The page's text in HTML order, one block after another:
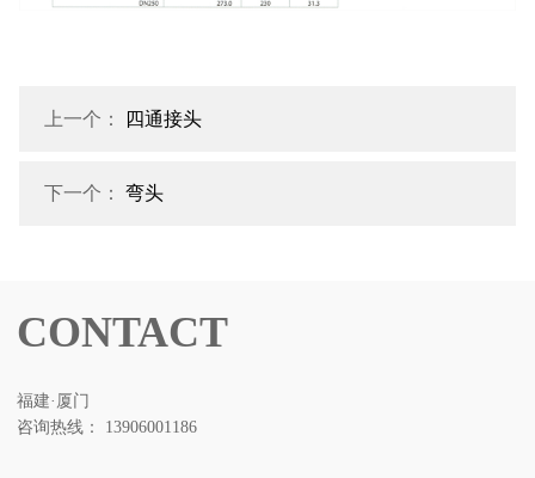
上一个： 四通接头
下一个： 弯头
CONTACT
福建·厦门
咨询热线： 13906001186